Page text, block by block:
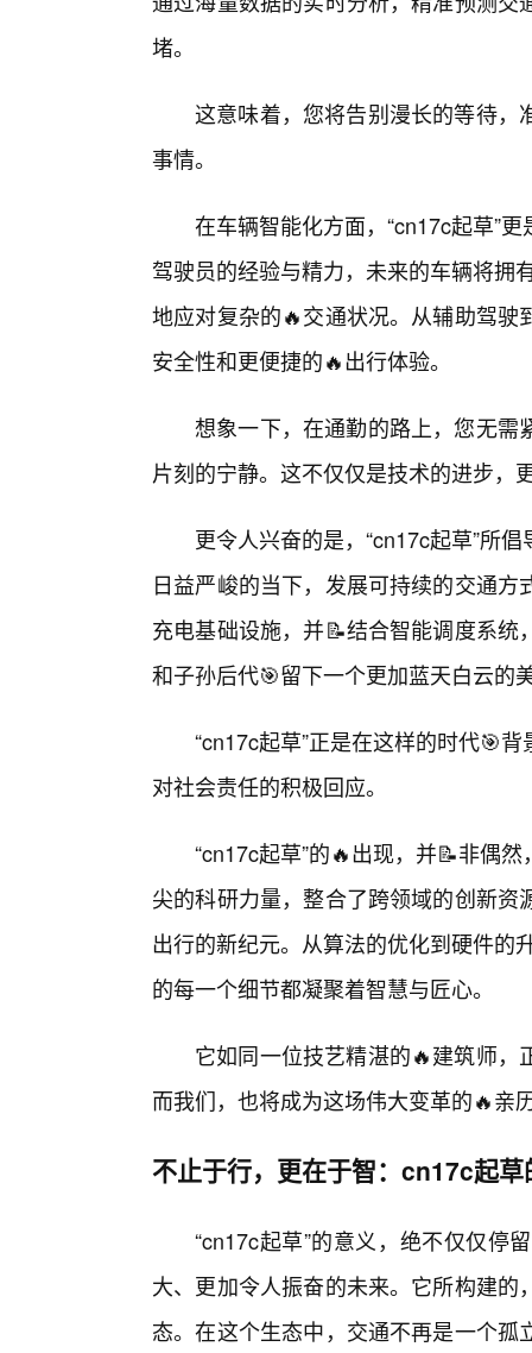
堵。
这意味着，您将告别漫长的等待，
事情。
在车辆智能化方面，“cn17c起草”
驾驶员的经验与精力，未来的车辆将拥
地应对复杂的🔥交通状况。从辅助驾
安全性和更便捷的🔥出行体验。
想象一下，在通勤的路上，您无需
片刻的宁静。这不仅仅是技术的进步，
更令人兴奋的是，“cn17c起草”所
日益严峻的当下，发展可持续的交通
充电基础设施，并📝结合智能调度系
和子孙后代🎯留下一个更加蓝天白云的
“cn17c起草”正是在这样的时代🎯
对社会责任的积极回应。
“cn17c起草”的🔥出现，并📝非偶
尖的科研力量，整合了跨领域的创新
出行的新纪元。从算法的优化到硬件的
的每一个细节都凝聚着智慧与匠心。
它如同一位技艺精湛的🔥建筑师
而我们，也将成为这场伟大变革的🔥亲
不止于行，更在于智：cn17c起草
“cn17c起草”的意义，绝不仅仅停
大、更加令人振奋的未来。它所构建
态。在这个生态中，交通不再是一个